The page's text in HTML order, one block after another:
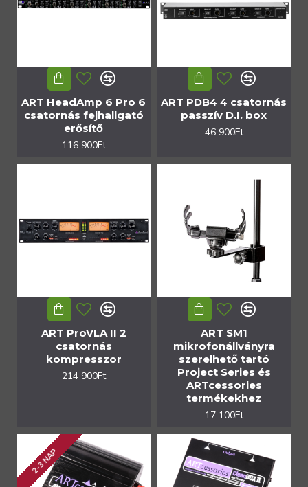
ART HeadAmp 6 Pro 6
csatornás fejhallgató
erősítő
116 900Ft
ART PDB4 4 csatornás
passzív D.I. box
46 900Ft
ART ProVLA II 2
csatornás
kompresszor
214 900Ft
ART SM1
mikrofonállványra
szerelhető tartó
Project Series és
ARTcessories
termékekhez
17 100Ft
2-3 NAP